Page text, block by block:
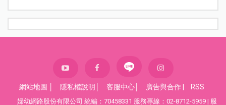
網站地圖 隱私權說明 客服中心 廣告與合作 RSS
婦幼網路股份有限公司 統編：70458331 服務專線：02-8712-5959 | 服